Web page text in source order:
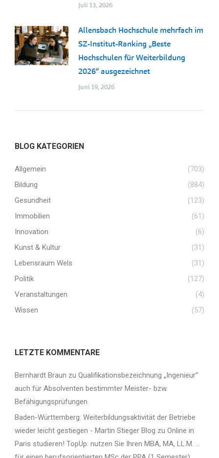
Juli 13, 2026
Allensbach Hochschule mehrfach im
SZ-Institut-Ranking „Beste
Hochschulen für Weiterbildung
2026“ ausgezeichnet
Juni 19, 2026
BLOG KATEGORIEN
Allgemein
(703)
Bildung
(884)
Gesundheit
(123)
Immobilien
(61)
Innovation
(6)
Kunst & Kultur
(31)
Lebensraum Wels
(31)
Politik
(127)
Veranstaltungen
(4)
Wissen
(57)
LETZTE KOMMENTARE
Bernhardt Braun zu Qualifikationsbezeichnung „Ingenieur“
auch für Absolventen bestimmter Meister- bzw.
Befähigungsprüfungen
Baden-Württemberg: Weiterbildungsaktivität der Betriebe
wieder leicht gestiegen - Martin Stieger Blog zu Online in
Paris studieren! TopUp: nutzen Sie Ihren MBA, MA, LL.M. …